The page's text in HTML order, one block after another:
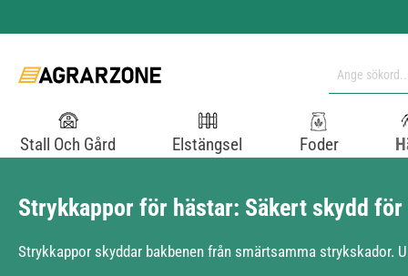
Stall Och Gård Elstängsel Foder
Strykkappor för hästar: Säkert skydd för
Strykkappor skyddar bakbenen från smärtsamma